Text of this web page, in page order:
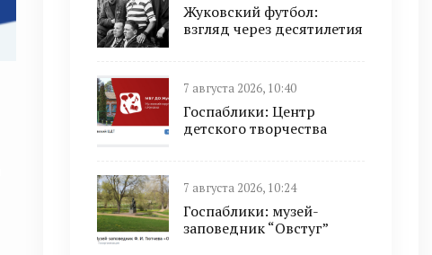
Жуковский футбол:
взгляд через десятилетия
7 августа 2026, 10:40
Госпаблики: Центр
детского творчества
7 августа 2026, 10:24
Госпаблики: музей-
заповедник “Овстуг”